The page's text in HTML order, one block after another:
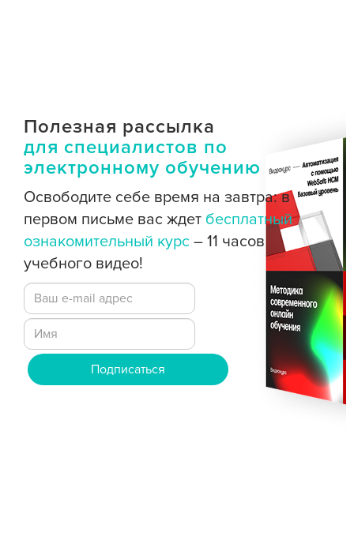
Полезная рассылка
для специалистов по
электронному обучению
Освободите себе время на завтра: в
первом письме вас ждет бесплатный
ознакомительный курс – 11 часов
учебного видео!